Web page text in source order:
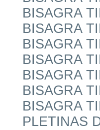
BISAGRA
BISAGRA
BISAGRA
BISAGRA
BISAGRA
BISAGRA
BISAGRA
PLETINAS